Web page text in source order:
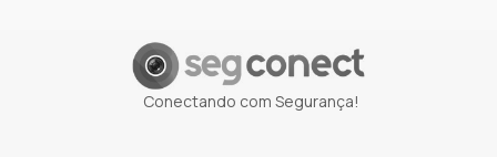
Conectando com Segurança!